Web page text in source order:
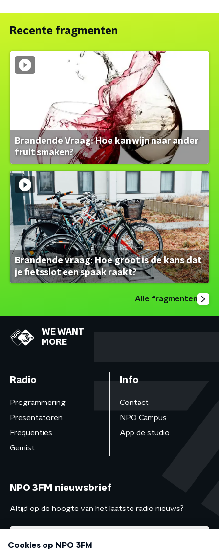
Recente fragmenten
Brandende Vraag: Hoe kan wijn naar ander
fruit smaken?
Brandende vraag: Hoe groot is de kans dat
je fietsslot een spaak raakt?
Alle fragmenten
WE WANT
MORE
Radio
Programmering
Presentatoren
Frequenties
Gemist
Info
Contact
NPO Campus
App de studio
NPO 3FM nieuwsbrief
Altijd op de hoogte van het laatste radio nieuws?